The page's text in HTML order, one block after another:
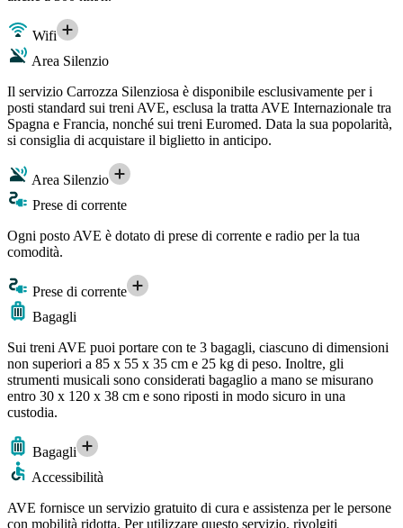
Wifi
Area Silenzio
Il servizio Carrozza Silenziosa è disponibile esclusivamente per i
posti standard sui treni AVE, esclusa la tratta AVE Internazionale tra
Spagna e Francia, nonché sui treni Euromed. Data la sua popolarità,
si consiglia di acquistare il biglietto in anticipo.
Area Silenzio
Prese di corrente
Ogni posto AVE è dotato di prese di corrente e radio per la tua
comodità.
Prese di corrente
Bagagli
Sui treni AVE puoi portare con te 3 bagagli, ciascuno di dimensioni
non superiori a 85 x 55 x 35 cm e 25 kg di peso. Inoltre, gli
strumenti musicali sono considerati bagaglio a mano se misurano
entro 30 x 120 x 38 cm e sono riposti in modo sicuro in una
custodia.
Bagagli
Accessibilità
AVE fornisce un servizio gratuito di cura e assistenza per le persone
con mobilità ridotta. Per utilizzare questo servizio, rivolgiti